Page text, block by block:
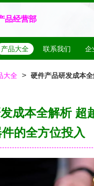
品经营部
产品大全 联系我们 企
大全 > 硬件产品研发成本
成本全解析 超
的全方位投入